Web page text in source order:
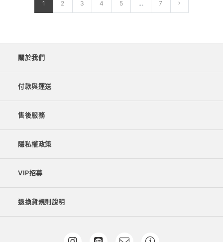
1 2 3 4 5 ... 7
關於我們
付款與運送
售後服務
隱私權政策
VIP招募
退換貨規則說明